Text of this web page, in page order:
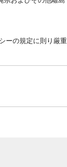
の規定に則り厳重